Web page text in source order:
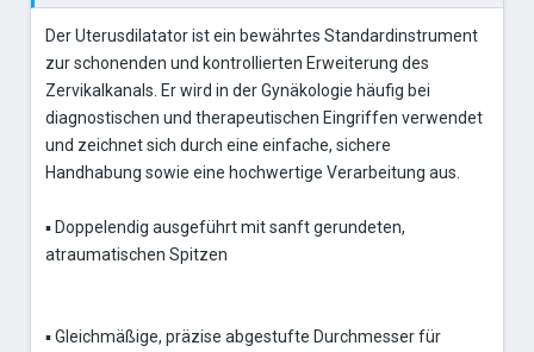
Der Uterusdilatator ist ein bewährtes Standardinstrument
zur schonenden und kontrollierten Erweiterung des
Zervikalkanals. Er wird in der Gynäkologie häufig bei
diagnostischen und therapeutischen Eingriffen verwendet
und zeichnet sich durch eine einfache, sichere
Handhabung sowie eine hochwertige Verarbeitung aus.
▪ Doppelendig ausgeführt mit sanft gerundeten,
atraumatischen Spitzen
▪ Gleichmäßige, präzise abgestufte Durchmesser für